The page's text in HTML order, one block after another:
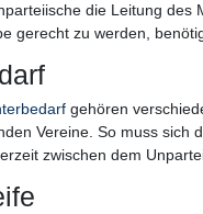
die Leitung des
gerecht zu werden,
gehören
Vereine. So muss
zwischen dem